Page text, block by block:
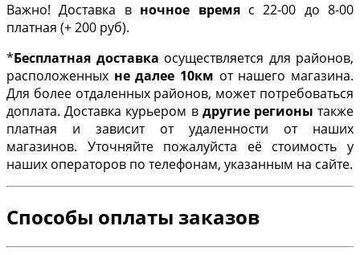
Важно! Доставка в ночное времяс 22-00 до 8-00
платная (+ 200 руб).
*Бесплатная доставка осуществляется для районов,
расположенных не далее 10км от нашего магазина.
Для более отдаленных районов, может потребоваться
доплата. Доставка курьером в другие регионы также
платная и зависит от удаленности от наших
магазинов. Уточняйте пожалуйста её стоимость у
наших операторов по телефонам, указанным на сайте.
Способы оплаты заказов